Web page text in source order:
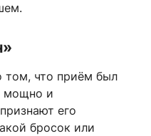
том, что приём был
мощно и
его
бросок или